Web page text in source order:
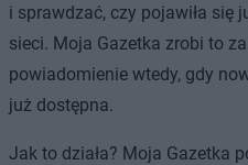
i sprawdzać, czy pojawiła się
sieci. Moja Gazetka zrobi to
powiadomienie wtedy, gdy
już dostępna.
Jak to działa? Moja Gazetka